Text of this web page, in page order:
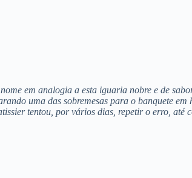
em analogia a esta iguaria nobre e de
uma das sobremesas para o banquete
tentou, por vários dias, repetir o erro, até